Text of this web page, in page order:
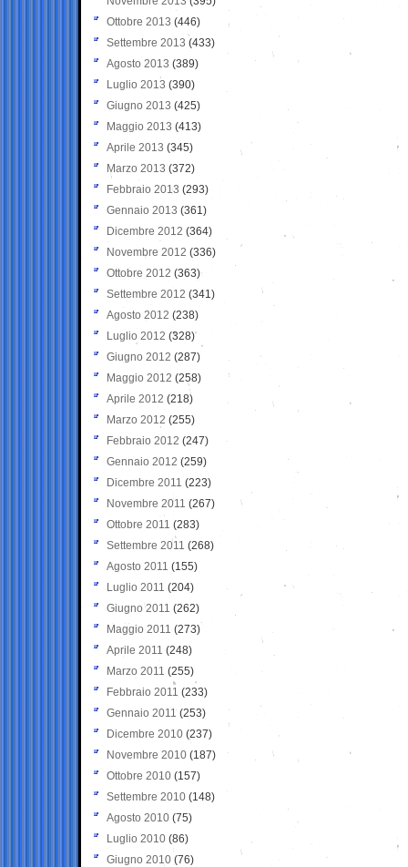
Ottobre 2013 (446)
Settembre 2013 (433)
Agosto 2013 (389)
Luglio 2013 (390)
Giugno 2013 (425)
Maggio 2013 (413)
Aprile 2013 (345)
Marzo 2013 (372)
Febbraio 2013 (293)
Gennaio 2013 (361)
Dicembre 2012 (364)
Novembre 2012 (336)
Ottobre 2012 (363)
Settembre 2012 (341)
Agosto 2012 (238)
Luglio 2012 (328)
Giugno 2012 (287)
Maggio 2012 (258)
Aprile 2012 (218)
Marzo 2012 (255)
Febbraio 2012 (247)
Gennaio 2012 (259)
Dicembre 2011 (223)
Novembre 2011 (267)
Ottobre 2011 (283)
Settembre 2011 (268)
Agosto 2011 (155)
Luglio 2011 (204)
Giugno 2011 (262)
Maggio 2011 (273)
Aprile 2011 (248)
Marzo 2011 (255)
Febbraio 2011 (233)
Gennaio 2011 (253)
Dicembre 2010 (237)
Novembre 2010 (187)
Ottobre 2010 (157)
Settembre 2010 (148)
Agosto 2010 (75)
Luglio 2010 (86)
Giugno 2010 (76)